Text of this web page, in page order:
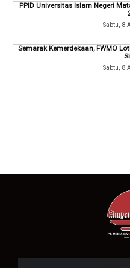
PPID Universitas Islam Negeri
Sabtu, 8
Semarak Kemerdekaan, FWMO
Sabtu, 8